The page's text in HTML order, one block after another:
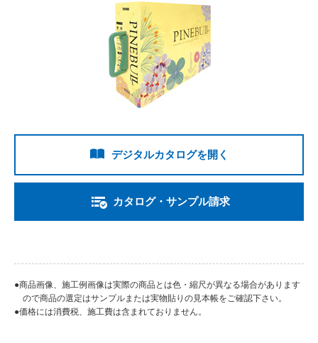
デジタルカタログを開く
カタログ・サンプル請求
●商品画像、施工例画像は実際の商品とは色・縮尺が異なる場合があります
ので商品の選定はサンプルまたは実物貼りの見本帳をご確認下さい。
●価格には消費税、施工費は含まれておりません。